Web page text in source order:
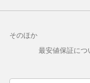
そのほか
最安値保証につ